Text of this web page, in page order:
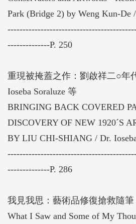
Park (Bridge 2) by Weng Kun-De
--------------P. 250
重現被掩蓋之作：劉啟祥二○年
Ioseba Soraluze 等
BRINGING BACK COVERED
DISCOVERY OF NEW 1920´S
BY LIU CHI-SHIANG / Dr.
--------------P. 286
我見我思：藝術品修復搶救隨筆
What I Saw and Some of My